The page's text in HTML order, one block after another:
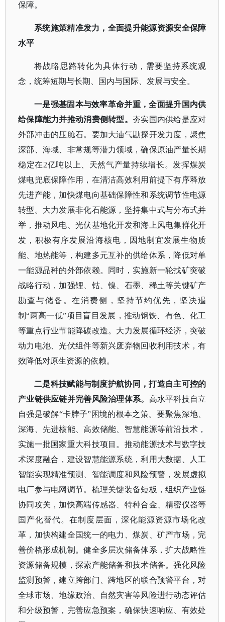
保障。
系统施策精准发力，全面提升能源资源安全保障
水平
将战略思路转化为具体行动，需要坚持系统观
念，统筹短期与长期、国内与国际、发展与安全。
一是强基固本与效率革命并重，全面提升国内供
给保障能力并推动消费侧转型。 夯实国内供给是应对
外部冲击的压舱石。要加大油气勘探开发力度，聚焦
深部、海域、非常规等潜力领域，确保原油产量长期
稳定在2亿吨以上、天然气产量持续增长。发挥煤炭
煤电兜底保障作用，在清洁高效利用前提下有序释放
先进产能，加快煤电向基础保障性和系统调节性电源
转型。大力发展非化石能源，坚持集中式与分布式并
举，推动风电、光伏基地化开发和海上风电集群化开
发，积极有序发展沿海核电，因地制宜发展生物质
能、地热能等，构建多元互补的供给体系，降低对单
一能源品种的外部依赖。同时，实施新一轮找矿突破
战略行动，加强锂、钴、镍、石墨、稀土等关键矿产
勘查与储备。在消费侧，坚持节约优先，坚决遏
制“两高一低”项目盲目发展，推动钢铁、有色、化工
等重点行业节能降碳改造。大力发展循环经济，突破
动力电池、光伏组件等新兴废弃物回收利用技术，有
效降低对原生资源的依赖。
二是科技赋能与制度护航协同，打造自主可控的
产业链供应链并完善风险治理体系。 高水平科技自立
自强是破解“卡脖子”困境的根本之策。要聚焦深地、
深海、先进核能、高效储能、智慧能源等前沿技术，
实施一批国家重大科技项目。推动能源技术与数字技
术深度融合，建设智慧能源系统，利用大数据、人工
智能实现精准预测、智能调度和风险预警，发展虚拟
电厂参与电网调节。梳理关键装备短板，组织产业链
协同攻关，加快高端传感器、特种合金、精密仪器等
国产化替代。在制度层面，深化能源资源市场化改
革，加快构建全国统一的电力、煤炭、矿产市场，完
善价格形成机制。健全多层次储备体系，扩大战略性
资源储备规模，探索产能储备和技术储备。强化风险
监测预警，建立跨部门、跨地区的联合预警平台，对
全球市场、地缘政治、自然灾害等风险进行动态评估
和分级预警，完善应急预案，确保快速响应、有效处